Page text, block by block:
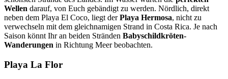
Wellen darauf, von Euch gebändigt zu werden. Nördlich, direkt
neben dem Playa El Coco, liegt derPlaya Hermosa, nicht zu
verwechseln mit dem gleichnamigen Strand in Costa Rica. Je nach
Saison könnt Ihr an beiden Stränden Babyschildkröten-
Wanderungen in Richtung Meer beobachten.
Playa La Flor